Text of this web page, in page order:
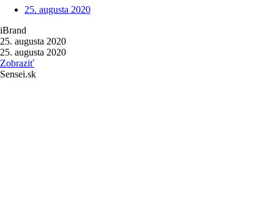
25. augusta 2020
iBrand
25. augusta 2020
25. augusta 2020
Zobraziť
Sensei.sk